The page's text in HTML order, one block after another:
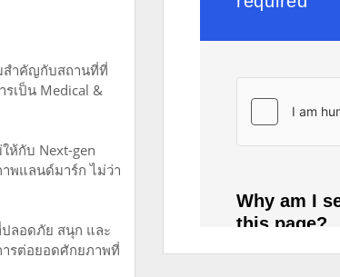
สำคัญกับสถานที่ที่
เป็น Medical &
ห้กับ Next-gen
พแลนด์มาร์ก ไม่ว่า
ลอดภัย สนุก และ
ารต่อยอดศักยภาพที่